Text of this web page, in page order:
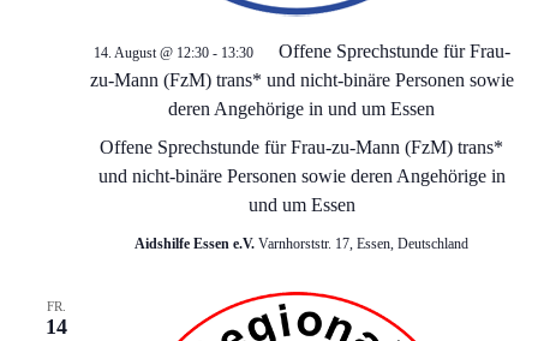
c
h
e
n
n
-
N
a
Offene Sprechstunde für Frau-zu-Mann (FzM) trans*
und nicht-binäre Personen sowie deren Angehörige in
und um Essen
14. August @ 12:30- 13:30
Offene Sprechstunde für Frau-
zu-Mann (FzM) trans* und nicht-binäre Personen sowie
deren Angehörige in und um Essen
Aidshilfe Essen e.V. Varnhorststr. 17, Essen, Deutschland
FR.
14